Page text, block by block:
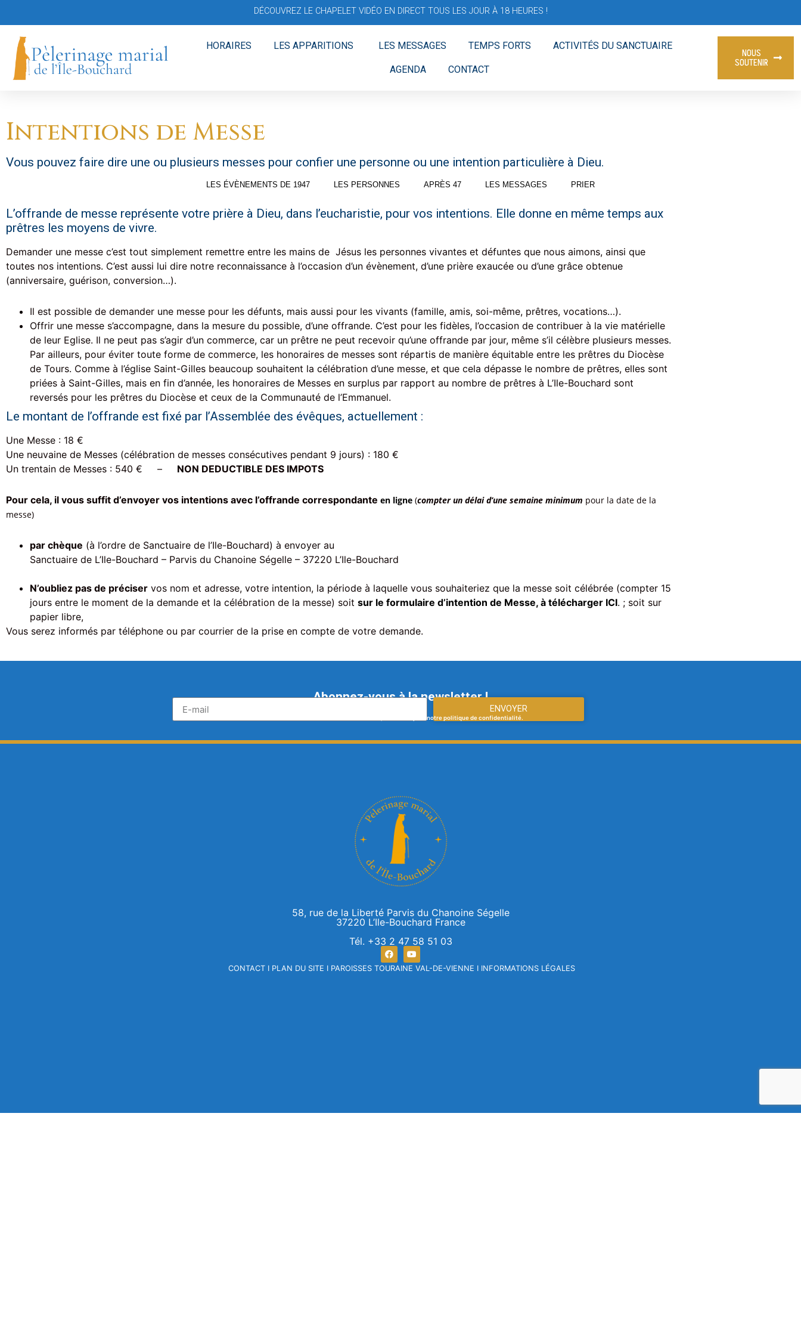
DÉCOUVREZ LE CHAPELET VIDÉO EN DIRECT TOUS LES JOUR À 18 HEURES !
HORAIRES LES APPARITIONS LES MESSAGES TEMPS FORTS ACTIVITÉS DU SANCTUAIRE
AGENDA CONTACT
NOUS
SOUTENIR
Intentions de Messe
Vous pouvez faire dire une ou plusieurs messes pour confier une personne ou une intention particulière à Dieu.
LES ÉVÈNEMENTS DE 1947 LES PERSONNES APRÈS 47 LES MESSAGES PRIER
L’offrande de messe représente votre prière à Dieu, dans l’eucharistie, pour vos intentions. Elle donne en même temps aux
prêtres les moyens de vivre.
Demander une messe c’est tout simplement remettre entre les mains de Jésus les personnes vivantes et défuntes que nous aimons, ainsi que
toutes nos intentions. C’est aussi lui dire notre reconnaissance à l’occasion d’un évènement, d’une prière exaucée ou d’une grâce obtenue
(anniversaire, guérison, conversion…).
Il est possible de demander une messe pour les défunts, mais aussi pour les vivants (famille, amis, soi-même, prêtres, vocations…).
Offrir une messe s’accompagne, dans la mesure du possible, d’une offrande. C’est pour les fidèles, l’occasion de contribuer à la vie matérielle
de leur Eglise. Il ne peut pas s’agir d’un commerce, car un prêtre ne peut recevoir qu’une offrande par jour, même s’il célèbre plusieurs messes.
Par ailleurs, pour éviter toute forme de commerce, les honoraires de messes sont répartis de manière équitable entre les prêtres du Diocèse
de Tours. Comme à l’église Saint-Gilles beaucoup souhaitent la célébration d’une messe, et que cela dépasse le nombre de prêtres, elles sont
priées à Saint-Gilles, mais en fin d’année, les honoraires de Messes en surplus par rapport au nombre de prêtres à L’Ile-Bouchard sont
reversés pour les prêtres du Diocèse et ceux de la Communauté de l’Emmanuel.
Le montant de l’offrande est fixé par l’Assemblée des évêques, actuellement :
Une Messe : 18 €
Une neuvaine de Messes (célébration de messes consécutives pendant 9 jours) : 180 €
Un trentain de Messes : 540 € – NON DEDUCTIBLE DES IMPOTS
Pour cela, il vous suffit d’envoyer vos intentions avec l’offrande correspondante en ligne (compter un délai d’une semaine minimum pour la date de la
messe)
par chèque (à l’ordre de Sanctuaire de l’Ile-Bouchard) à envoyer au
Sanctuaire de L’Ile-Bouchard – Parvis du Chanoine Ségelle – 37220 L’Ile-Bouchard
N’oubliez pas de préciser vos nom et adresse, votre intention, la période à laquelle vous souhaiteriez que la messe soit célébrée (compter 15
jours entre le moment de la demande et la célébration de la messe) soit sur le formulaire d’intention de Messe, à télécharger ICI. ; soit sur
papier libre,
Vous serez informés par téléphone ou par courrier de la prise en compte de votre demande.
Abonnez-vous à la newsletter !
ENVOYER
En vous abonnant à notre newsletter, vous acceptez notre politique de confidentialité.
58, rue de la Liberté Parvis du Chanoine Ségelle
37220 L’Ile-Bouchard France
Tél. +33 2 47 58 51 03
CONTACT I PLAN DU SITE I PAROISSES TOURAINE VAL-DE-VIENNE I INFORMATIONS LÉGALES